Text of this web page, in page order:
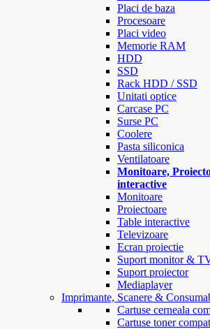
Placi de baza
Procesoare
Placi video
Memorie RAM
HDD
SSD
Rack HDD / SSD
Unitati optice
Carcase PC
Surse PC
Coolere
Pasta siliconica
Ventilatoare
Monitoare,
interactive
Monitoare
Proiectoare
Table interactive
Televizoare
Ecran proiectie
Suport monitor &
Suport proiector
Mediaplayer
Imprimante, Scanere &
Cartuse cerneala
Cartuse toner